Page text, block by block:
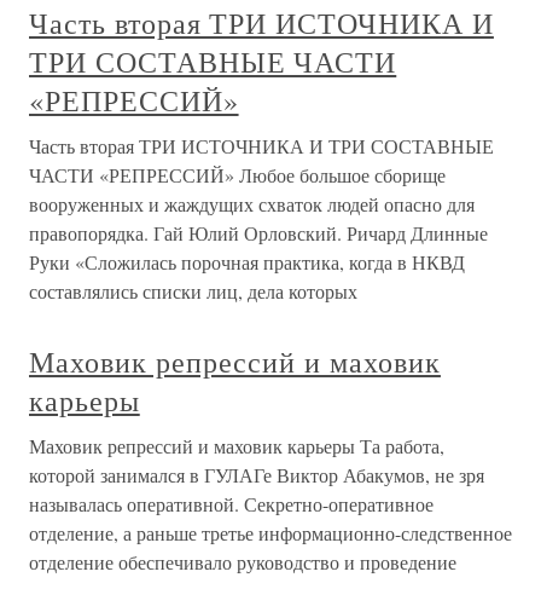
Часть вторая ТРИ ИСТОЧНИКА И
ТРИ СОСТАВНЫЕ ЧАСТИ
«РЕПРЕССИЙ»
Часть вторая ТРИ ИСТОЧНИКА И ТРИ СОСТАВНЫЕ
ЧАСТИ «РЕПРЕССИЙ» Любое большое сборище
вооруженных и жаждущих схваток людей опасно для
правопорядка. Гай Юлий Орловский. Ричард Длинные
Руки «Сложилась порочная практика, когда в НКВД
составлялись списки лиц, дела которых
Маховик репрессий и маховик
карьеры
Маховик репрессий и маховик карьеры Та работа,
которой занимался в ГУЛАГе Виктор Абакумов, не зря
называлась оперативной. Секретно-оперативное
отделение, а раньше третье информационно-следственное
отделение обеспечивало руководство и проведение